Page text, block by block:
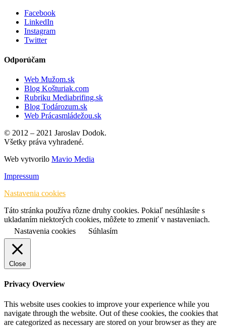
Facebook
LinkedIn
Instagram
Twitter
Odporúčam
Web Mužom.sk
Blog Košturiak.com
Rubriku Mediabrifing.sk
Blog Todározum.sk
Web Prácasmládežou.sk
© 2012 – 2021 Jaroslav Dodok.
Všetky práva vyhradené.
Web vytvorilo Mavio Media
Impressum
Nastavenia cookies
Táto stránka používa rôzne druhy cookies. Pokiaľ nesúhlasíte s
ukladaním niektorých cookies, môžete to zmeniť v nastaveniach.
Nastavenia cookies
Súhlasím
Close
Privacy Overview
This website uses cookies to improve your experience while you
navigate through the website. Out of these cookies, the cookies that
are categorized as necessary are stored on your browser as they are